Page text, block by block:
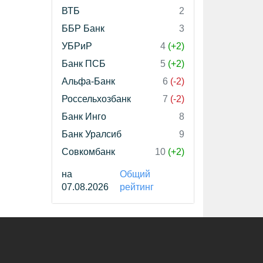
ВТБ
2
ББР Банк
3
УБРиР
4 (+2)
Банк ПСБ
5 (+2)
Альфа-Банк
6 (-2)
Россельхозбанк
7 (-2)
Банк Инго
8
Банк Уралсиб
9
Совкомбанк
10 (+2)
на
07.08.2026
Общий
рейтинг